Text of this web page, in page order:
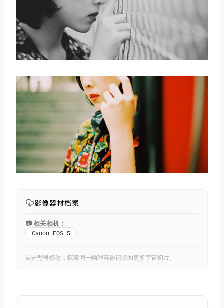
影像器材档案
📷 相关相机：
Canon EOS 5
点击型号标签，探索同一物理容器记录的更多宇宙切片。